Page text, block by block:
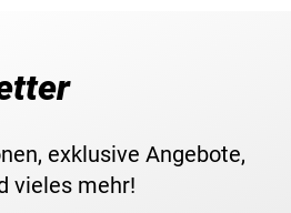
exklusive Angebote,
vieles mehr!